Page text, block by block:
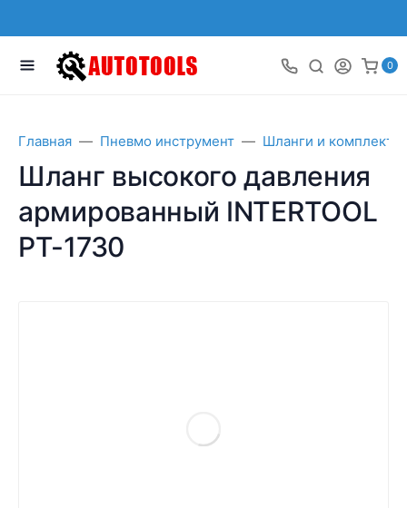
0
Главная Пневмо инструмент Шланги и
Шланг высокого давления
армированный INTERTOOL
PT-1730